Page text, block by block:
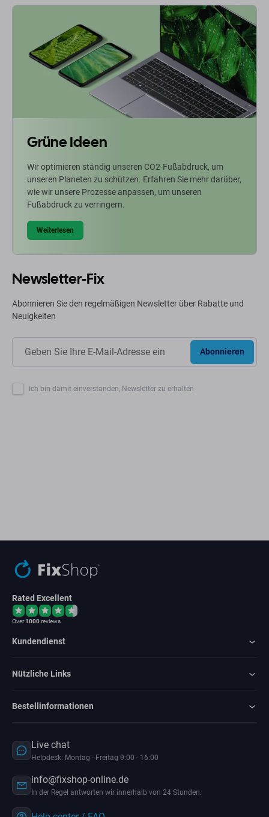
Grüne Ideen
Wir optimieren ständig unseren CO2-Fußabdruck, um
unseren Planeten zu schützen. Erfahren Sie mehr darüber,
wie wir unsere Prozesse anpassen, um unseren
Fußabdruck zu verringern.
Weiterlesen
Newsletter-Fix
Abonnieren Sie den regelmäßigen Newsletter über Rabatte und
Neuigkeiten
Abonnieren
Ich bin damit einverstanden, Newsletter zu erhalten
Rated Excellent
Over1000reviews
Kundendienst
Nützliche Links
Bestellinformationen
Live chat
Helpdesk: Montag - Freitag 9:00 - 16:00
info@fixshop-online.de
In der Regel antworten wir innerhalb von 24 Stunden.